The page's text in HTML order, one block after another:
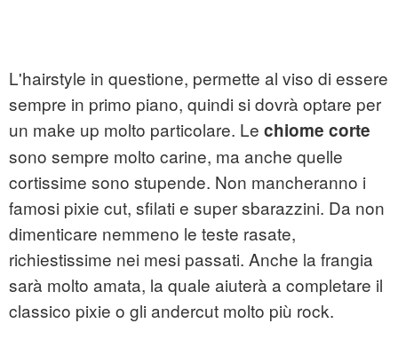
L'hairstyle in questione, permette al viso di essere
sempre in primo piano, quindi si dovrà optare per
un make up molto particolare. Le chiome corte
sono sempre molto carine, ma anche quelle
cortissime sono stupende. Non mancheranno i
famosi pixie cut, sfilati e super sbarazzini. Da non
dimenticare nemmeno le teste rasate,
richiestissime nei mesi passati. Anche la frangia
sarà molto amata, la quale aiuterà a completare il
classico pixie o gli andercut molto più rock.